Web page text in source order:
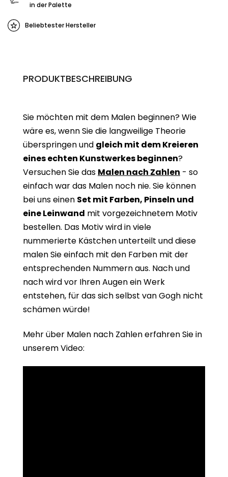
in der Palette
Beliebtester Hersteller
PRODUKTBESCHREIBUNG
Sie möchten mit dem Malen beginnen? Wie
wäre es, wenn Sie die langweilige Theorie
überspringen und gleich mit dem Kreieren
eines echten Kunstwerkes beginnen?
Versuchen Sie das Malen nach Zahlen - so
einfach war das Malen noch nie. Sie können
bei uns einen Set mit Farben, Pinseln und
eine Leinwand mit vorgezeichnetem Motiv
bestellen. Das Motiv wird in viele
nummerierte Kästchen unterteilt und diese
malen Sie einfach mit den Farben mit der
entsprechenden Nummern aus. Nach und
nach wird vor Ihren Augen ein Werk
entstehen, für das sich selbst van Gogh nicht
schämen würde!
Mehr über Malen nach Zahlen erfahren Sie in
unserem Video: